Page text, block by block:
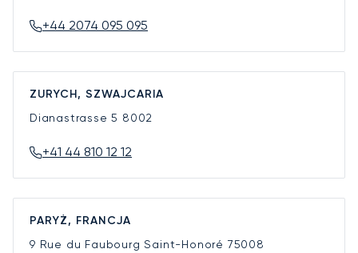
+44 2074 095 095
ZURYCH, SZWAJCARIA
Dianastrasse 5 8002
+41 44 810 12 12
PARYŻ, FRANCJA
9 Rue du Faubourg Saint-Honoré 75008